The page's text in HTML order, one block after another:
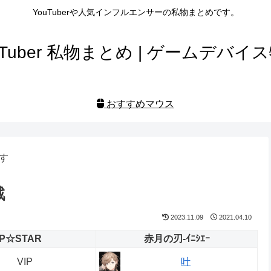
YouTuberや人気インフルエンサーの私物まとめです。
私物まとめ | ゲームデバイ
おすすめマウス
2023.11.09 2021.04.10
赤月の刃-ｲﾆｼｴｰ
VIP 叶